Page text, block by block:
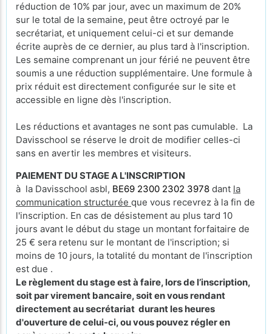
réduction de 10% par jour, avec un maximum de 20%
sur le total de la semaine, peut être octroyé par le
secrétariat, et uniquement celui-ci et sur demande
écrite auprès de ce dernier, au plus tard à l'inscription.
Les semaine comprenant un jour férié ne peuvent être
soumis a une réduction supplémentaire. Une formule à
prix réduit est directement configurée sur le site et
accessible en ligne dès l'inscription.
Les réductions et avantages ne sont pas cumulable. La
Davisschool se réserve le droit de modifier celles-ci
sans en avertir les membres et visiteurs.
PAIEMENT DU STAGE A L'INSCRIPTION
à la Davisschool asbl, BE69 2300 2302 3978 dant la
communication structurée que vous recevrez à la fin de
l'inscription. En cas de désistement au plus tard 10
jours avant le début du stage un montant forfaitaire de
25 € sera retenu sur le montant de l'inscription; si
moins de 10 jours, la totalité du montant de l'inscription
est due .
Le règlement du stage est à faire, lors de l’inscription,
soit par virement bancaire, soit en vous rendant
directement au secrétariat durant les heures
d'ouverture de celui-ci, ou vous pouvez régler en